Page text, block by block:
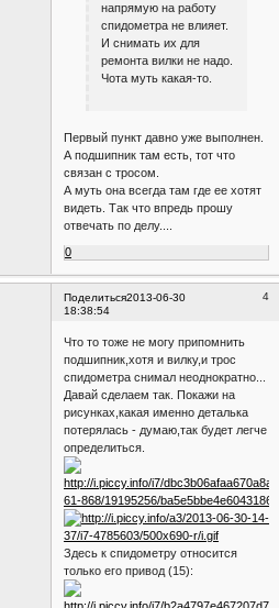
напрямую на работу
спидометра не влияет.
И снимать их для
ремонта вилки не надо.
Чота муть какая-то.
Первый пункт давно уже выполнен.
А подшипник там есть, тот что
связан с тросом.
А муть она всегда там где ее хотят
видеть. Так что впредь прошу
отвечать по делу....
0
Поделиться 4
2013-06-30
18:38:54
Что то тоже не могу припомнить
подшипник,хотя и вилку,и трос
спидометра снимал неоднократно...
Давай сделаем так. Покажи на
рисунках,какая именно деталька
потерялась - думаю,так будет легче
определиться.
Здесь к спидометру относится
только его привод (15):